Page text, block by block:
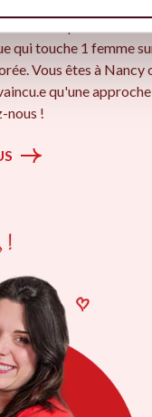
qui touche 1 femme
Vous êtes à Nancy
qu'une
nous !